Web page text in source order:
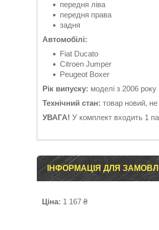
передня ліва
передня права
задня
Автомобілі:
Fiat Ducato
Citroen Jumper
Peugeot Boxer
Рік випуску: моделі з 2006 року
Технічний стан: товар новий,
УВАГА! У комплект входить 1
ІНФОРМАЦІЯ ДЛЯ
Ціна: 1 167 ₴